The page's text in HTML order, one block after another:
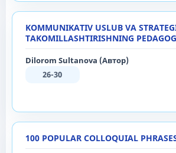
KOMMUNIKATIV USLUB VA
TAKOMILLASHTIRISHNING
Dilorom Sultanova (Автор)
26-30
100 POPULAR COLLOQUIAL